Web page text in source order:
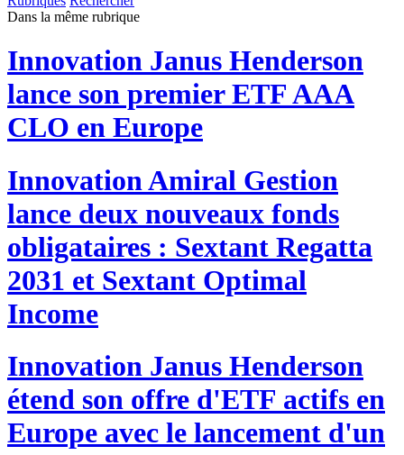
Dans la même rubrique
Innovation Janus Henderson
lance son premier ETF AAA
CLO en Europe
InnovationAmiral Gestion
lance deux nouveaux fonds
obligataires : Sextant Regatta
2031 et Sextant Optimal
Income
Innovation Janus Henderson
étend son offre d'ETF actifs en
Europe avec le lancement d'un